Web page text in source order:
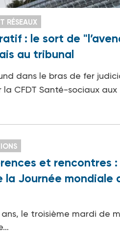
RÉSEAUX
: le sort de
au tribunal
dans le bras de fer
la CFDT Santé-sociaux aux
et rencontres :
la Journée mondiale
le troisième mardi de